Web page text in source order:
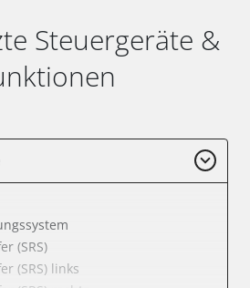
Steuergeräte &
(SRS)
(SRS) links